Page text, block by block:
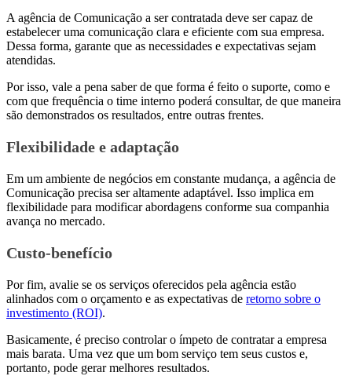
A agência de Comunicação a ser contratada deve ser capaz de
estabelecer uma comunicação clara e eficiente com sua empresa.
Dessa forma, garante que as necessidades e expectativas sejam
atendidas.
Por isso, vale a pena saber de que forma é feito o suporte, como e
com que frequência o time interno poderá consultar, de que maneira
são demonstrados os resultados, entre outras frentes.
Flexibilidade e adaptação
Em um ambiente de negócios em constante mudança, a agência de
Comunicação precisa ser altamente adaptável. Isso implica em
flexibilidade para modificar abordagens conforme sua companhia
avança no mercado.
Custo-benefício
Por fim, avalie se os serviços oferecidos pela agência estão
alinhados com o orçamento e as expectativas de retorno sobre o
investimento (ROI).
Basicamente, é preciso controlar o ímpeto de contratar a empresa
mais barata. Uma vez que um bom serviço tem seus custos e,
portanto, pode gerar melhores resultados.